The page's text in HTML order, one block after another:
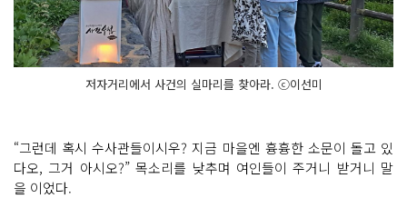
저자거리에서 사건의 실마리를 찾아라. ⓒ이선미
“그런데 혹시 수사관들이시우? 지금 마을엔 흉흉한 소문이 돌고 있
다오, 그거 아시오?” 목소리를 낮추며 여인들이 주거니 받거니 말
을 이었다.